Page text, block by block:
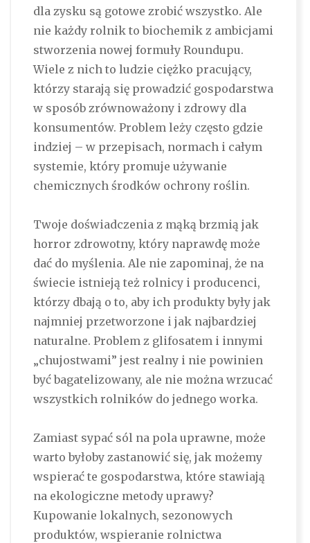
dla zysku są gotowe zrobić wszystko. Ale
nie każdy rolnik to biochemik z ambicjami
stworzenia nowej formuły Roundupu.
Wiele z nich to ludzie ciężko pracujący,
którzy starają się prowadzić gospodarstwa
w sposób zrównoważony i zdrowy dla
konsumentów. Problem leży często gdzie
indziej – w przepisach, normach i całym
systemie, który promuje używanie
chemicznych środków ochrony roślin.
Twoje doświadczenia z mąką brzmią jak
horror zdrowotny, który naprawdę może
dać do myślenia. Ale nie zapominaj, że na
świecie istnieją też rolnicy i producenci,
którzy dbają o to, aby ich produkty były jak
najmniej przetworzone i jak najbardziej
naturalne. Problem z glifosatem i innymi
„chujostwami” jest realny i nie powinien
być bagatelizowany, ale nie można wrzucać
wszystkich rolników do jednego worka.
Zamiast sypać sól na pola uprawne, może
warto byłoby zastanowić się, jak możemy
wspierać te gospodarstwa, które stawiają
na ekologiczne metody uprawy?
Kupowanie lokalnych, sezonowych
produktów, wspieranie rolnictwa